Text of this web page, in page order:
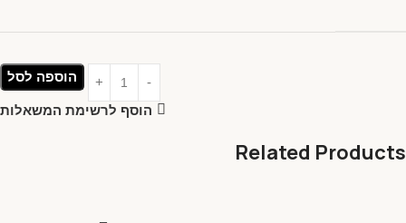
הוספה לסל
הוסף לרשימת המשאלות
Related Products